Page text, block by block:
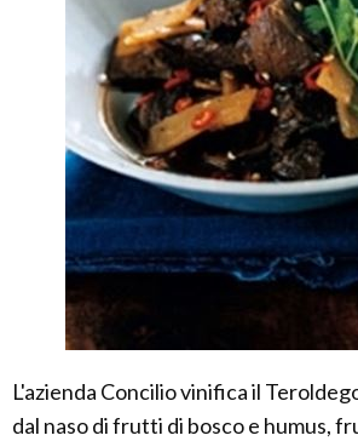
L'azienda Concilio vinifica il
dal naso di frutti di bosco e humus,